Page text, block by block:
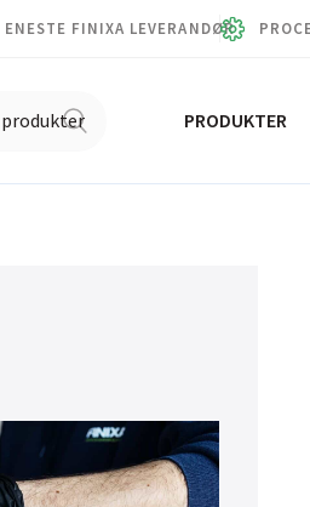
ENESTE FINIXA LEVERANDØR
PRODUKTER